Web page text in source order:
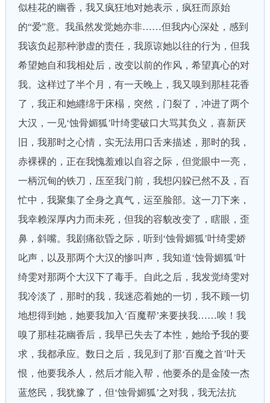
似桂花的幽香，我又疯狂地对她表示，疯狂而原始
的“爱”意。我虽然发觉她亦非……但我内心深处，感到
我该负起那种渺虚的责任，我原谅她以往的行为，但我
希望她自和我相处后，改变以前的作风，希望真心的对
我。这样过了半个月，有一天晚上，我又嗅到那桂花香
了，我正和她纒绵于床榻，突然，门裂了，冲进了两个
大汉，一见‘蚀骨媚狐’叶绮雯破口大骂其负义，喜新厌
旧，我那时之心情，实无法用口舌来描述，那时的我，
赤裸裸的，正在我愧羞难以自容之际，但觉眼中一亮，
一柄沉甸的铁刀，压至我门前，我想闪躱已然不及，百
忙中，我聚集了全身之真气，运至脸部。这一刀下来，
我幸赖深厚内力而未死，但我的容貌改变了，瞎眼，歪
鼻，斜嘴。我剧痛欲昏之际，听到‘蚀骨媚狐’叶绮雯娇
叱声，以及那两个大汉的惨叫声，我知道‘蚀骨媚狐’叶
绮雯对那两个大汉下了毒手。自此之后，我发觉绮雯对
我冷淡了，那时的我，我迷恋着她的一切，我不顾一切
地想得到她，她要我加入‘百魔帮’来要挟我……唉！我
嗅了那桂花幽香后，我早已失去了本性，她给予我的要
求，我都承应。数日之后，我见到了那‘百魔之首’叶天
恨，他要我杀人，然后才能入帮，他要杀的是金陵一杰
蓝悠民，我犹豫了，但‘蚀骨媚狐’之对我，我无法抗